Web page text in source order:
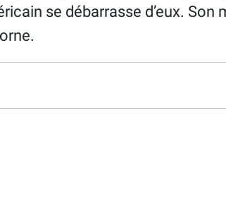
se débarrasse d’eux. Son